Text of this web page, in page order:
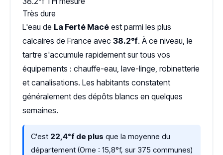
Très dure
L'eau de La Ferté Macé est parmi les plus
calcaires de France avec 38.2°f. À ce niveau, le
tartre s'accumule rapidement sur tous vos
équipements : chauffe-eau, lave-linge, robinetterie
et canalisations. Les habitants constatent
généralement des dépôts blancs en quelques
semaines.
C'est 22,4°f de plus que la moyenne du
département (Orne : 15,8°f, sur 375 communes)